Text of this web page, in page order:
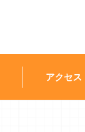
アクセス